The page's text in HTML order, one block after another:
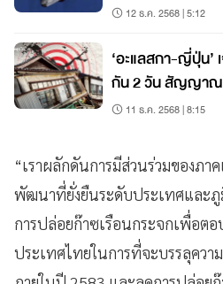
12 ธ.ค. 2568 | 5:12
‘อะแลสกา-ญี่ปุ่น’
กัน 2 วัน สัญญาณ
11 ธ.ค. 2568 | 8:15
“เราผลักดันการมีส่วนร่วมของภา
พัฒนาที่ยั่งยืนระดับประเทศและภู
การปล่อยก๊าซเรือนกระจกเพื่อต
ประเทศไทยในการที่จะบรรลุควา